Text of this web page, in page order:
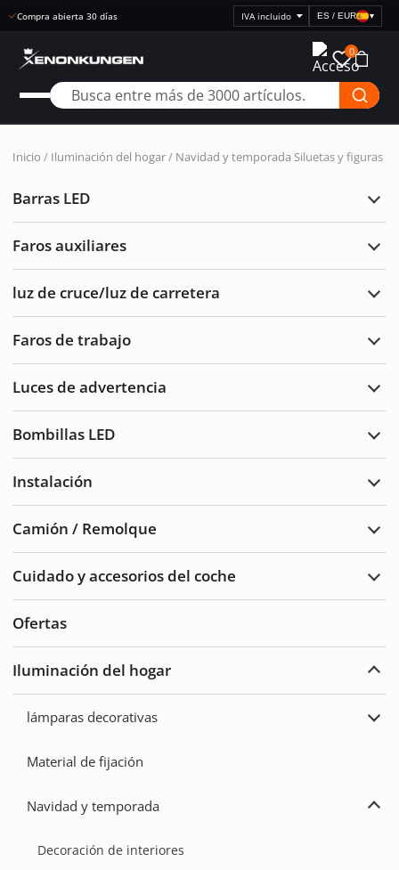
Entrega rápida
Seleccionar
visualización
precios
ES / EUR ▾
0
Inicio / Iluminación del hogar/ Navidad y temporada Siluetas y figuras
Barras LED
Faros auxiliares
luz de cruce/luz de carretera
Faros de trabajo
Luces de advertencia
Bombillas LED
Instalación
Camión / Remolque
Cuidado y accesorios del coche
Ofertas
Iluminación del hogar
lámparas decorativas
Material de fijación
Navidad y temporada
Decoración de interiores